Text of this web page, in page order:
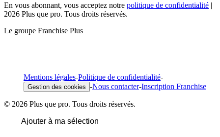
En vous abonnant, vous acceptez notre politique de confidentialité |
2026 Plus que pro. Tous droits réservés.
Le groupe Franchise Plus
Mentions légales-Politique de confidentialité-
Gestion des cookies -Nous contacter-Inscription Franchise
© 2026 Plus que pro. Tous droits réservés.
Ajouter à ma sélection